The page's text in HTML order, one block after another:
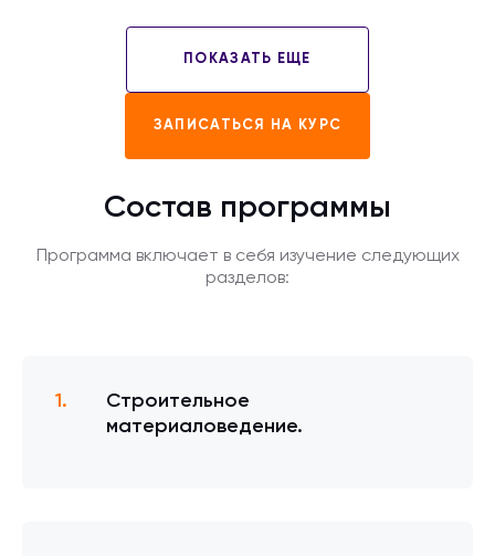
ПОКАЗАТЬ ЕЩЕ
ЗАПИСАТЬСЯ НА КУРС
Состав программы
Программа включает в себя изучение следующих
разделов:
Строительное
материаловедение.